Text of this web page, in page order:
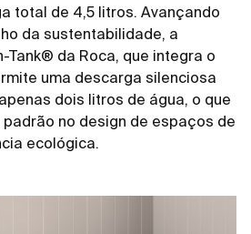
total de 4,5 litros. Avançando
da sustentabilidade, a
Tank® da Roca, que integra o
uma descarga silenciosa
dois litros de água, o que
no design de espaços de
ecológica.